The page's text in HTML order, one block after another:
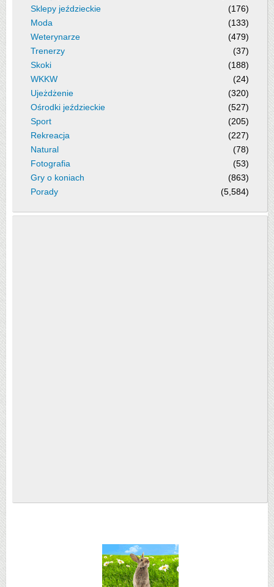
Sklepy jeździeckie
(176)
Moda
(133)
Weterynarze
(479)
Trenerzy
(37)
Skoki
(188)
WKKW
(24)
Ujeżdżenie
(320)
Ośrodki jeździeckie
(527)
Sport
(205)
Rekreacja
(227)
Natural
(78)
Fotografia
(53)
Gry o koniach
(863)
Porady
(5,584)